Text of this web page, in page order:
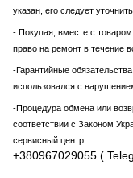
указан, его следует
- Покупая, вместе с
право на ремонт в течение
-Гарантийные
использовался с
-Процедура обмена или
соответствии с Законом
сервисный центр.
+380967029055 (